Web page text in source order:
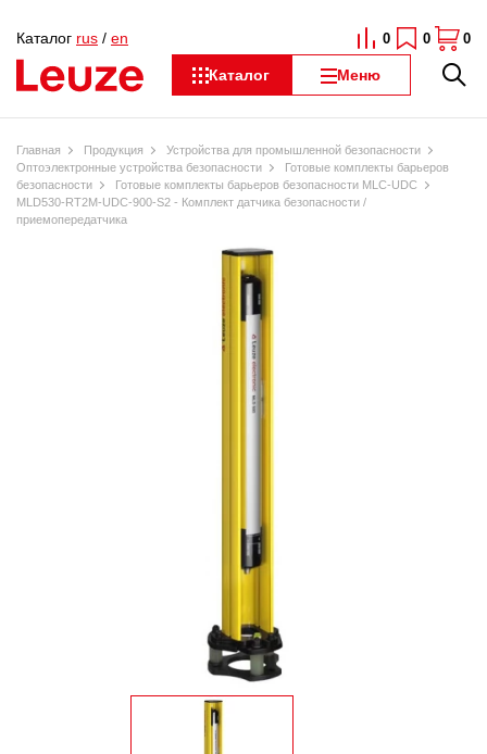
Каталог Меню
Каталог rus / en 0 0 0
Главная Продукция
Устройства для промышленной безопасности
Оптоэлектронные устройства безопасности
Готовые комплекты барьеров
безопасности
Готовые комплекты барьеров безопасности MLC-UDC
MLD530-RT2M-UDC-900-S2 - Комплект датчика безопасности /
приемопередатчика